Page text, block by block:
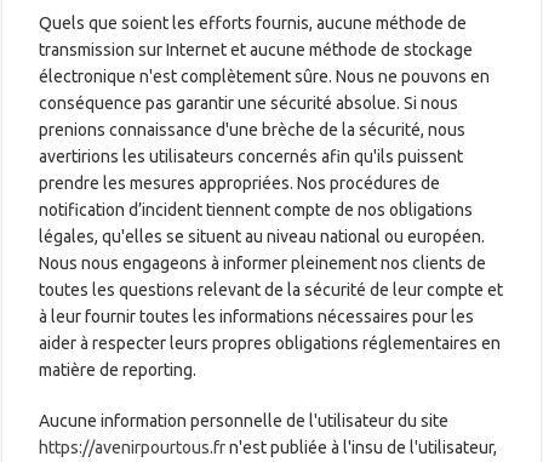
Quels que soient les efforts fournis, aucune méthode de
transmission sur Internet et aucune méthode de stockage
électronique n'est complètement sûre. Nous ne pouvons en
conséquence pas garantir une sécurité absolue. Si nous
prenions connaissance d'une brèche de la sécurité, nous
avertirions les utilisateurs concernés afin qu'ils puissent
prendre les mesures appropriées. Nos procédures de
notification d’incident tiennent compte de nos obligations
légales, qu'elles se situent au niveau national ou européen.
Nous nous engageons à informer pleinement nos clients de
toutes les questions relevant de la sécurité de leur compte et
à leur fournir toutes les informations nécessaires pour les
aider à respecter leurs propres obligations réglementaires en
matière de reporting.
Aucune information personnelle de l'utilisateur du site
https://avenirpourtous.frn'est publiée à l'insu de l'utilisateur,